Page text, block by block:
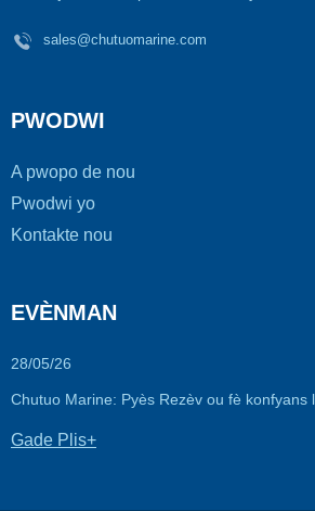
sales@chutuomarine.com
PWODWI
A pwopo de nou
Pwodwi yo
Kontakte nou
EVÈNMAN
28/05/26
Chutuo Marine: Pyès Rezèv ou fè konfyans
Gade Plis+